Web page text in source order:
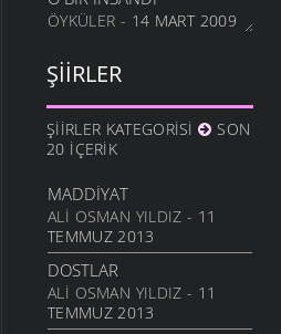
NE OLUR OĞUL
20 ARALIK 2011
DURDUM
10 ARALIK 2011
ANAM
3 ARALIK 2011
27 KASIM 2011
BILEMEDIM
24 KASIM 2011
VARDIR
5 KASIM 2011
ÖYKÜLER - 14 MART 2009
ŞIIRLER
ŞIIRLER KATEGORISI
SON
20 İÇERIK
MADDIYAT
ALI OSMAN YILDIZ - 11
TEMMUZ 2013
DOSTLAR
ALI OSMAN YILDIZ - 11
TEMMUZ 2013